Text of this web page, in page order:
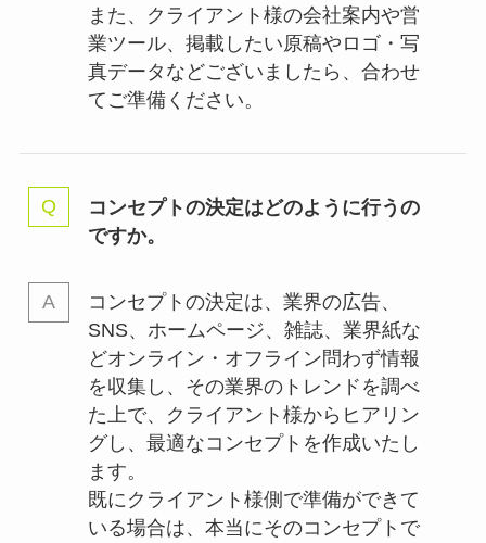
また、クライアント様の会社案内や営
業ツール、掲載したい原稿やロゴ・写
真データなどございましたら、合わせ
てご準備ください。
コンセプトの決定はどのように行うの
ですか。
コンセプトの決定は、業界の広告、
SNS、ホームページ、雑誌、業界紙な
どオンライン・オフライン問わず情報
を収集し、その業界のトレンドを調べ
た上で、クライアント様からヒアリン
グし、最適なコンセプトを作成いたし
ます。
既にクライアント様側で準備ができて
いる場合は、本当にそのコンセプトで